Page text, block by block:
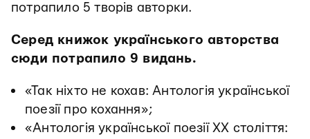
потрапило 5 творів авторки.
Серед книжок українського авторства
сюди потрапило 9 видань.
«Так ніхто не кохав: Антологія української
поезії про кохання»;
«Антологія української поезії ХХ століття: